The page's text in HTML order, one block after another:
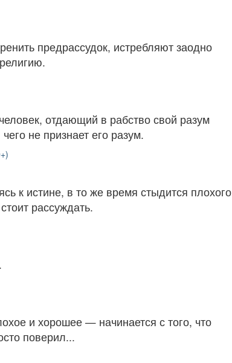
предрассудок, истребляют заодно
отдающий в рабство свой разум
не признает его разум.
к истине, в то же время стыдится плохого
рассуждать.
и хорошее — начинается с того, что
поверил...